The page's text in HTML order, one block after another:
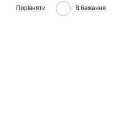
Порівняти В бажання